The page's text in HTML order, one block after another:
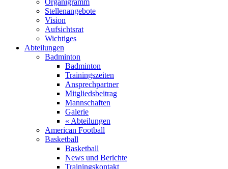
Organigramm
Stellenangebote
Vision
Aufsichtsrat
Wichtiges
Abteilungen
Badminton
Badminton
Trainingszeiten
Ansprechpartner
Mitgliedsbeitrag
Mannschaften
Galerie
« Abteilungen
American Football
Basketball
Basketball
News und Berichte
Trainingskontakt